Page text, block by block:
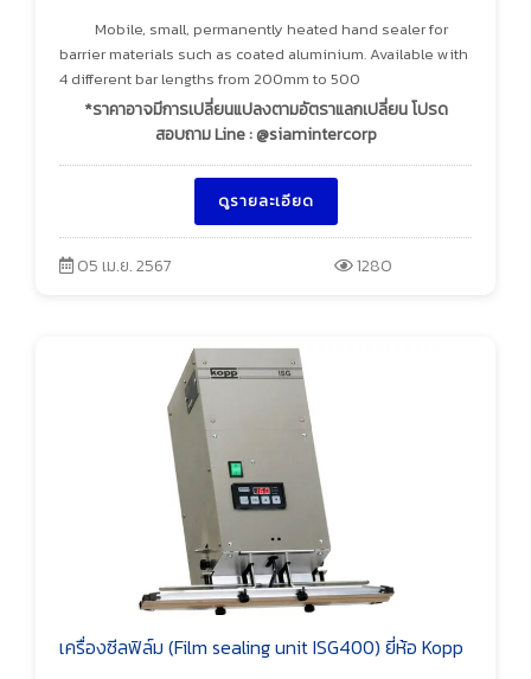
Mobile, small, permanently heated hand sealer for
barrier materials such as coated aluminium. Available with
4 different bar lengths from 200mm to 500
*ราคาอาจมีการเปลี่ยนแปลงตามอัตราแลกเปลี่ยน โปรด
สอบถาม Line : @siamintercorp
ดูรายละเอียด
05 เม.ย. 2567 1280
เครื่องซีลฟิล์ม (Film sealing unit ISG400) ยี่ห้อ Kopp